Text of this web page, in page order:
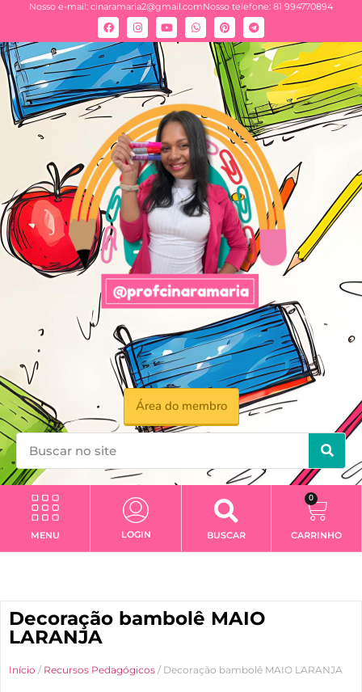
Nosso e-mail: cinaramaria2@gmail.comNosso telefone: 81 994770894
Área do membro
MENU LOGIN BUSCAR
0
CARRINHO
Decoração bambolê MAIO
LARANJA
Início / Recursos Pedagógicos / Decoração bambolê MAIO LARANJA